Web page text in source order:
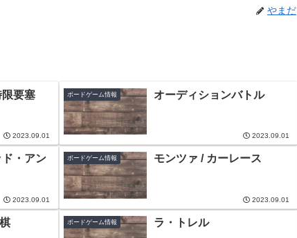
やまだ
要塞
2023.09.01
ボードゲーム情報 オーディションバトル
2023.09.01
・アン
2023.09.01
ボードゲーム情報 モンツァ / カーレース
2023.09.01
ボードゲーム情報 ラ・トレル